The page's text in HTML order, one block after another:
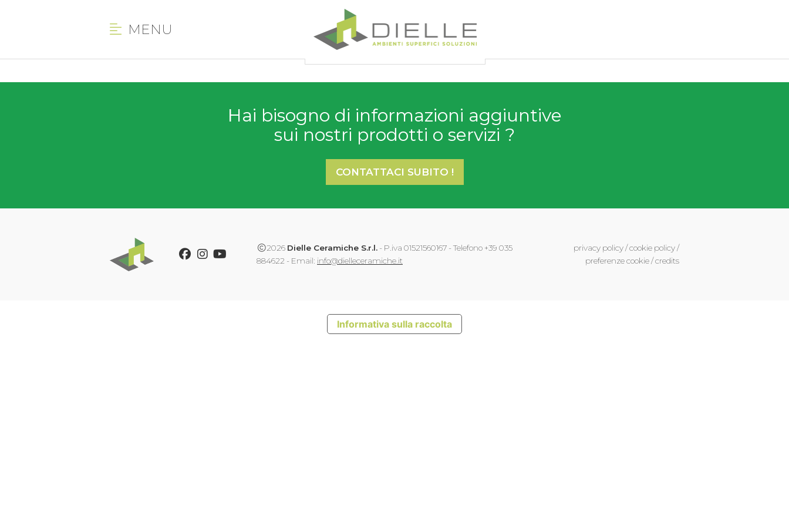
MENU
Dielle Ceramiche
Hai bisogno di informazioni aggiuntive
sui nostri prodotti o servizi ?
CONTATTACI SUBITO !
Facebook
Instagram
Youtube
2026 Dielle Ceramiche S.r.l. - P.iva 01521560167 - Telefono +39 035
884622 - Email: info@dielleceramiche.it
privacy policy/cookie policy/
preferenze cookie/credits
Informativa sulla raccolta